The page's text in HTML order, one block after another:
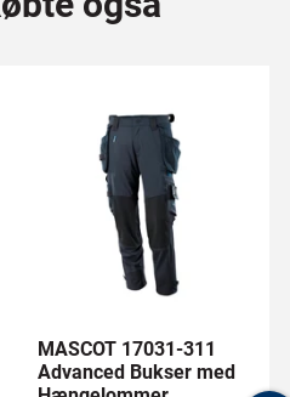
MASCOT 17031-311
Advanced Bukser med